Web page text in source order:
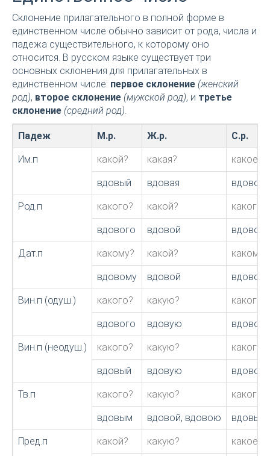
Склонение прилагательного в полной форме в
единственном числе обычно зависит от рода, числа и
падежа существительного, к которому оно
относится. В русском языке существует три
основных склонения для прилагательных в
единственном числе: первое склонение (женский
род), второе склонение (мужской род), и третье
склонение (средний род).
Падеж М.р. Ж.р. С.р.
Им.п какой? какая? какое?
вдовый вдовая вдовое
Род.п какого? какой? какого?
вдового вдовой вдового
Дат.п какому? какой? какому?
вдовому вдовой
Вин.п (одуш.) какого? какую? какого?
вдового вдовую вдовое
Вин.п (неодуш.) какого? какую? какого?
вдовый вдовую вдовое
Тв.п какого? какую? какого?
вдовым вдовой, вдовою вдовым
Пред.п какой? какую? какое?